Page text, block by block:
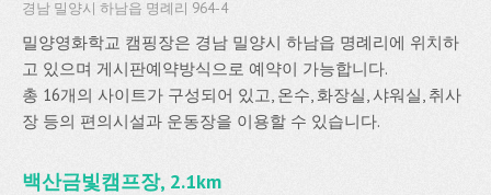
경남 밀양시 하남읍 명례리 964-4
밀양영화학교 캠핑장은 경남 밀양시 하남읍 명례리에 위치하
고 있으며 게시판예약방식으로 예약이 가능합니다.
총 16개의 사이트가 구성되어 있고, 온수, 화장실, 샤워실, 취사
장 등의 편의시설과 운동장을 이용할 수 있습니다.
백산금빛캠프장, 2.1km